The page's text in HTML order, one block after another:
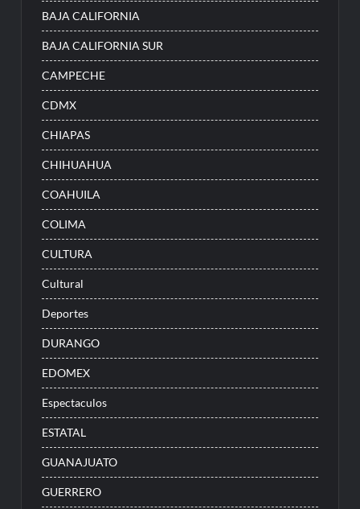
BAJA CALIFORNIA
BAJA CALIFORNIA SUR
CAMPECHE
CDMX
CHIAPAS
CHIHUAHUA
COAHUILA
COLIMA
CULTURA
Cultural
Deportes
DURANGO
EDOMEX
Espectaculos
ESTATAL
GUANAJUATO
GUERRERO